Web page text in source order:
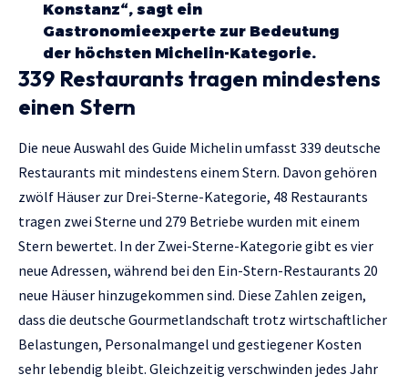
Konstanz“, sagt ein
Gastronomieexperte zur Bedeutung
der höchsten Michelin-Kategorie.
339 Restaurants tragen mindestens
einen Stern
Die neue Auswahl des Guide Michelin umfasst 339 deutsche
Restaurants mit mindestens einem Stern. Davon gehören
zwölf Häuser zur Drei-Sterne-Kategorie, 48 Restaurants
tragen zwei Sterne und 279 Betriebe wurden mit einem
Stern bewertet. In der Zwei-Sterne-Kategorie gibt es vier
neue Adressen, während bei den Ein-Stern-Restaurants 20
neue Häuser hinzugekommen sind. Diese Zahlen zeigen,
dass die deutsche Gourmetlandschaft trotz wirtschaftlicher
Belastungen, Personalmangel und gestiegener Kosten
sehr lebendig bleibt. Gleichzeitig verschwinden jedes Jahr